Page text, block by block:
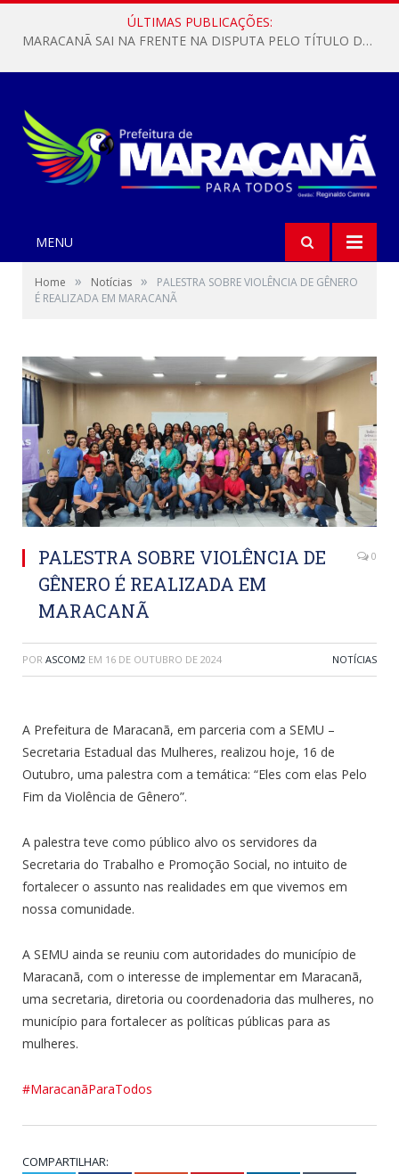
ÚLTIMAS PUBLICAÇÕES:
MARACANÃ SAI NA FRENTE NA DISPUTA PELO TÍTULO DA COPA PARÁ SUB-17!
MENU
Home » Notícias »
PALESTRA SOBRE VIOLÊNCIA DE GÊNERO
É REALIZADA EM MARACANÃ
PALESTRA SOBRE VIOLÊNCIA DE
GÊNERO É REALIZADA EM
MARACANÃ
0
POR ASCOM2 EM 16 DE OUTUBRO DE 2024 NOTÍCIAS
A Prefeitura de Maracanã, em parceria com a SEMU –
Secretaria Estadual das Mulheres, realizou hoje, 16 de
Outubro, uma palestra com a temática: “Eles com elas Pelo
Fim da Violência de Gênero”.
A palestra teve como público alvo os servidores da
Secretaria do Trabalho e Promoção Social, no intuito de
fortalecer o assunto nas realidades em que vivemos em
nossa comunidade.
A SEMU ainda se reuniu com autoridades do município de
Maracanã, com o interesse de implementar em Maracanã,
uma secretaria, diretoria ou coordenadoria das mulheres, no
município para fortalecer as políticas públicas para as
mulheres.
#MaracanãParaTodos
COMPARTILHAR: